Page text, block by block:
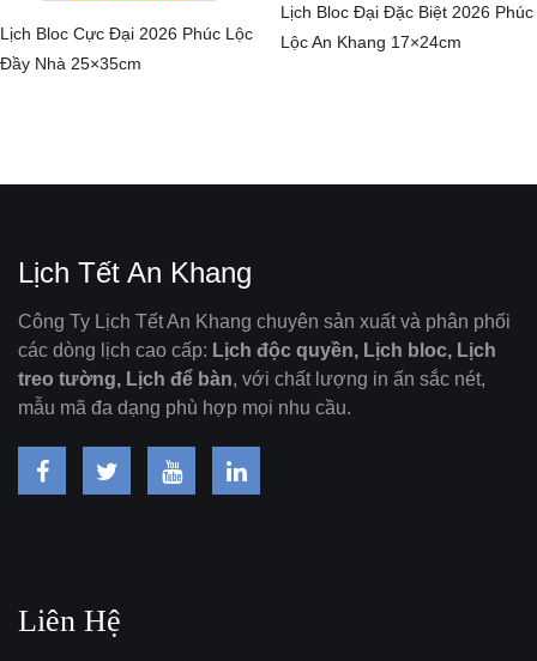
CHI TIẾT
Lịch Bloc Cực Đại 2026 Phúc Lộc
Đầy Nhà 25×35cm
Lịch Bloc Đại Đặc Biệt 2026 Phúc
Lộc An Khang 17×24cm
Lịch Tết An Khang
Công Ty Lịch Tết An Khang chuyên sản xuất và phân phối
các dòng lịch cao cấp: Lịch độc quyền, Lịch bloc, Lịch
treo tường, Lịch để bàn, với chất lượng in ấn sắc nét,
mẫu mã đa dạng phù hợp mọi nhu cầu.
Liên Hệ